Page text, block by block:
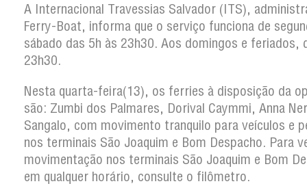
A Internacional Travessias Salvador (ITS),
Ferry-Boat, informa que o serviço funciona de
sábado das 5h às 23h30. Aos domingos e feriados,
23h30.
Nesta quarta-feira(13), os ferries à disposição da
são: Zumbi dos Palmares, Dorival Caymmi, Anna
Sangalo, com movimento tranquilo para veículos e
nos terminais São Joaquim e Bom Despacho. Para
movimentação nos terminais São Joaquim e Bom
em qualquer horário, consulte o filômetro.